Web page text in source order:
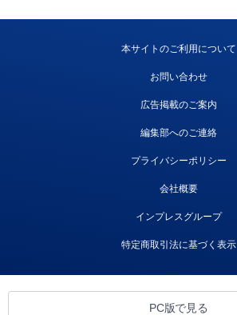
本サイトのご利用について
お問い合わせ
広告掲載のご案内
編集部へのご連絡
プライバシーポリシー
会社概要
インプレスグループ
特定商取引法に基づく表示
PC版で見る